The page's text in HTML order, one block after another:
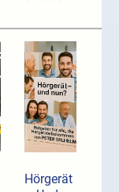
Hörgerät